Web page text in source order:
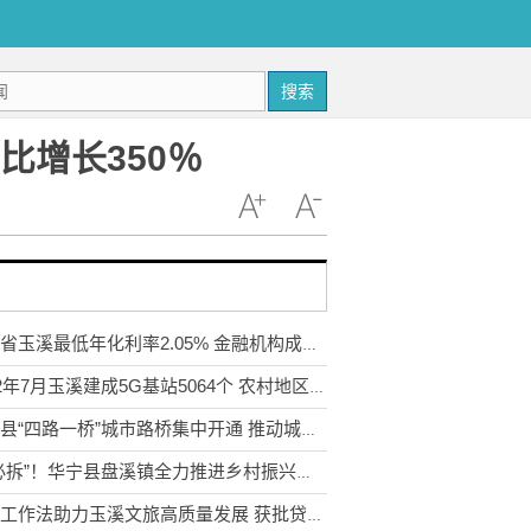
搜索
增长350％
云南省玉溪最低年化利率2.05% 金融机构成立科技企业攻关队
2022年7月玉溪建成5G基站5064个 农村地区7699座占比61%
元江县“四路一桥”城市路桥集中开通 推动城市基础设施不断完善
“六必拆”！华宁县盘溪镇全力推进乡村振兴示范点建设
三个工作法助力玉溪文旅高质量发展 获批贷款额度4.33亿元